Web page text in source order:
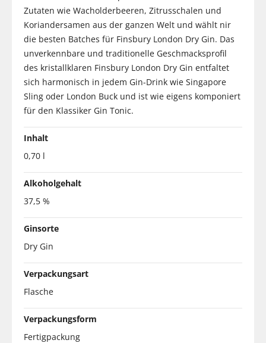
Zutaten wie Wacholderbeeren, Zitrusschalen und
Koriandersamen aus der ganzen Welt und wählt nir
die besten Batches für Finsbury London Dry Gin. Das
unverkennbare und traditionelle Geschmacksprofil
des kristallklaren Finsbury London Dry Gin entfaltet
sich harmonisch in jedem Gin-Drink wie Singapore
Sling oder London Buck und ist wie eigens komponiert
für den Klassiker Gin Tonic.
Inhalt
0,70 l
Alkoholgehalt
37,5 %
Ginsorte
Dry Gin
Verpackungsart
Flasche
Verpackungsform
Fertigpackung